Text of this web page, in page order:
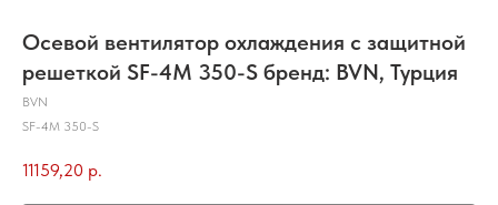
Осевой вентилятор охлаждения с защитной
решеткой SF-4M 350-S бренд: BVN, Турция
BVN
SF-4M 350-S
11159,20 р.